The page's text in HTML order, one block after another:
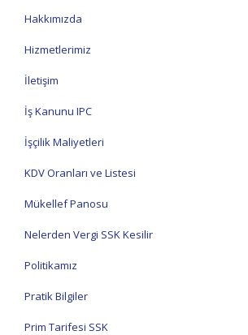
Hakkımızda
Hizmetlerimiz
İletişim
İş Kanunu IPC
İşçilik Maliyetleri
KDV Oranları ve Listesi
Mükellef Panosu
Nelerden Vergi SSK Kesilir
Politikamız
Pratik Bilgiler
Prim Tarifesi SSK